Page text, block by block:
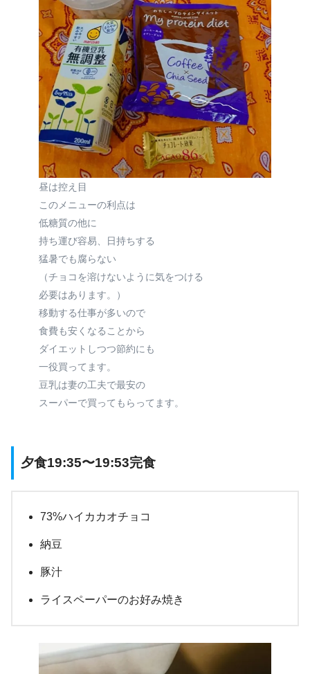
昼は控え目
このメニューの利点は
低糖質の他に
持ち運び容易、日持ちする
猛暑でも腐らない
（チョコを溶けないように気をつける
必要はあります。）
移動する仕事が多いので
食費も安くなることから
ダイエットしつつ節約にも
一役買ってます。
豆乳は妻の工夫で最安の
スーパーで買ってもらってます。
夕食19:35〜19:53完食
73%ハイカカオチョコ
納豆
豚汁
ライスペーパーのお好み焼き